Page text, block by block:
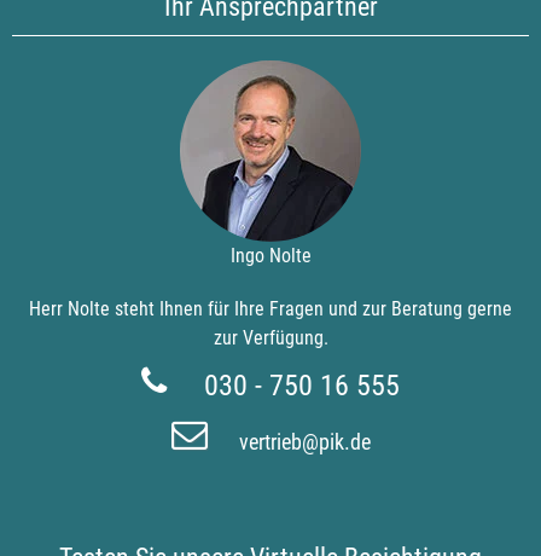
Ihr Ansprechpartner
Ingo Nolte
Herr Nolte steht Ihnen für Ihre Fragen und zur Beratung gerne
zur Verfügung.
030 - 750 16 555
vertrieb@pik.de